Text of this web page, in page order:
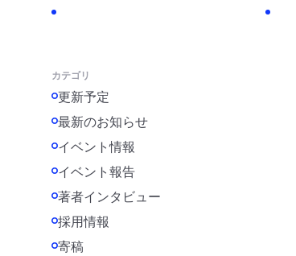
カテゴリ
更新予定
最新のお知らせ
イベント情報
イベント報告
著者インタビュー
採用情報
寄稿